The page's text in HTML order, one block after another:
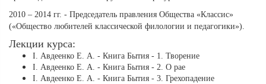
2010 – 2014 гг. - Председатель правления Общества «Классис»
(«Общество любителей классической филологии и педагогики»).
Лекции курса:
І. Авдеенко Е. А. - Книга Бытия - 1. Творение
І. Авдеенко Е. А. - Книга Бытия - 2. О рае
І. Авдеенко Е. А. - Книга Бытия - 3. Грехопадение